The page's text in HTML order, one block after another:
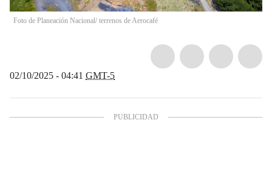
Foto de Planeación Nacional/ terrenos de Aerocafé
02/10/2025 - 04:41 GMT-5